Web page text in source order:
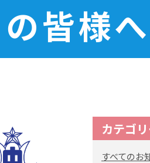
皆様へ
カテゴ
すべてのお